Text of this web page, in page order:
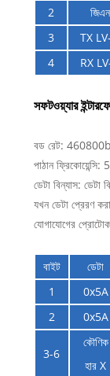
2
3
TX
4
RX
সফটওয়্যার
বড রেট:
পাঠান
ডেটা বিন্যাস: ডেটা
যখন ডেটা প্রেরণ
যোগাযোগের
বাইট ডেটা
1
0x5A
2
0x5A
3-6
কৌণিক
হার X